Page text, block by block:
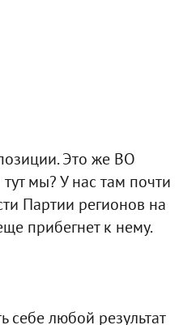
Это же ВО
мы? У нас там почти
Партии регионов на
прибегнет к нему.
себе любой результат